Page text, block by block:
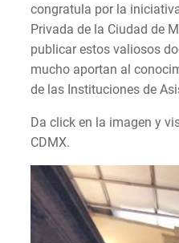
congratula por la
Privada de la Ciudad de
publicar estos valiosos
mucho aportan al
de las Instituciones de
Da click en la imagen y
CDMX.